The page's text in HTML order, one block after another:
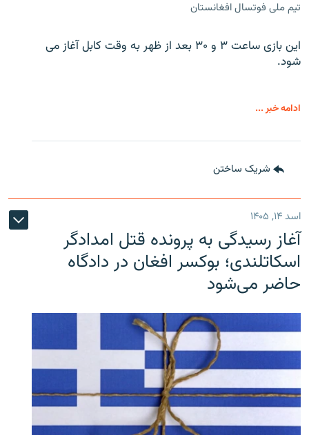
تیم ملی فوتسال افغانستان
این بازی ساعت ۳ و ۳۰ بعد از ظهر به وقت کابل آغاز می
شود.
ادامه خبر ...
شریک ساختن
اسد ۱۴, ۱۴۰۵
آغاز رسیدگی به پرونده قتل امدادگر
اسکاتلندی؛ بوکسر افغان در دادگاه
حاضر می‌شود